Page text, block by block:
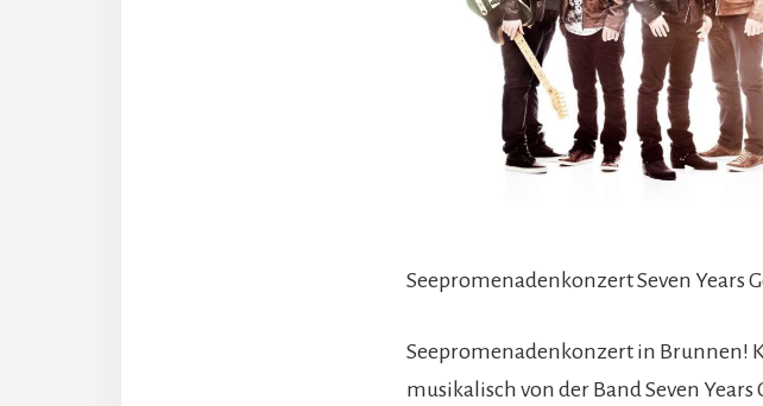
Seepromenadenkonzert Seven Years
Seepromenadenkonzert in Brunnen!
musikalisch von der Band Seven